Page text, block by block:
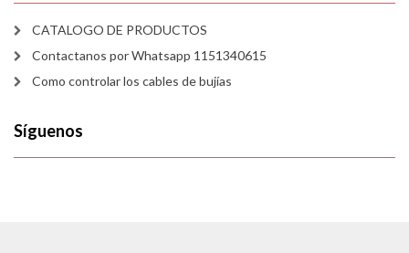
CATALOGO DE PRODUCTOS
Contactanos por Whatsapp 1151340615
Como controlar los cables de bujías
Síguenos